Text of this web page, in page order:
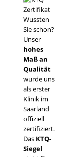
Wussten
Sie schon?
Unser
hohes
Maß an
Qualität
wurde uns
als erster
Klinik im
Saarland
offiziell
zertifiziert.
Das KTQ-
Siegel